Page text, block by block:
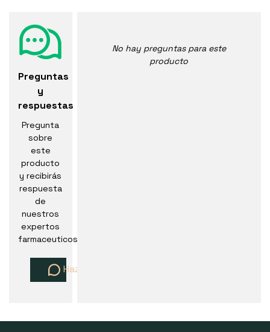
Preguntas
y
respuestas
Pregunta
sobre
este
producto
y recibirás
respuesta
de
nuestros
expertos
farmaceuticos
Haz una pregunta
No hay preguntas para este
producto